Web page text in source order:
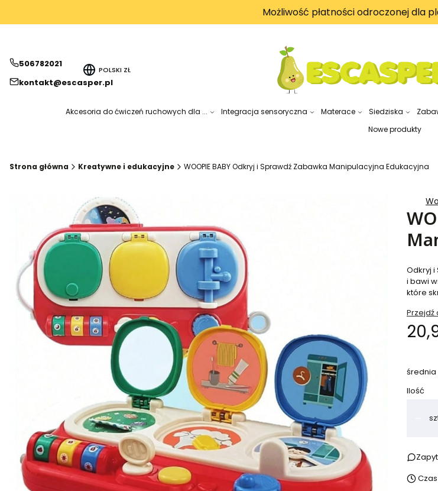
Możliwość płatności odroczonej dla
506782021
kontakt@escasper.pl
POLSKI ZŁ
Akcesoria do ćwiczeń ruchowych dla ... Integracja sensoryczna Materace Siedziska
Nowe produkty
Strona główna Kreatywne i edukacyjne WOOPIE BABY Odkryj i Sprawdź Zabawka Manipulacyjna Edukacyjna
Odkryj
i bawi
które
Przejdź
średnia
Ilość
Czas